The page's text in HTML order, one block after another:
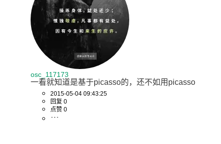
osc_117173
一看就知道是基于picasso的，还不如用picasso
2015-05-04 09:43:25
回复 0
点赞 0